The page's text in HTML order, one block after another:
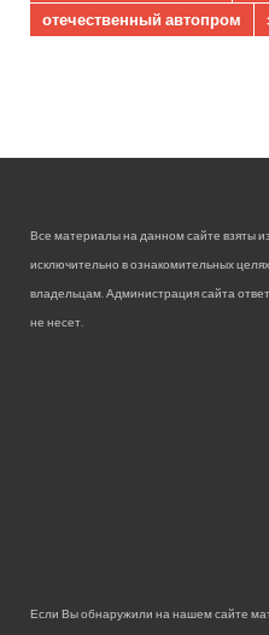
отечественный автопром
Все материалы на данном сайте взяты
исключительно в ознакомительных
владельцам. Администрация сайта
не несет.
Если Вы обнаружили на нашем сайте